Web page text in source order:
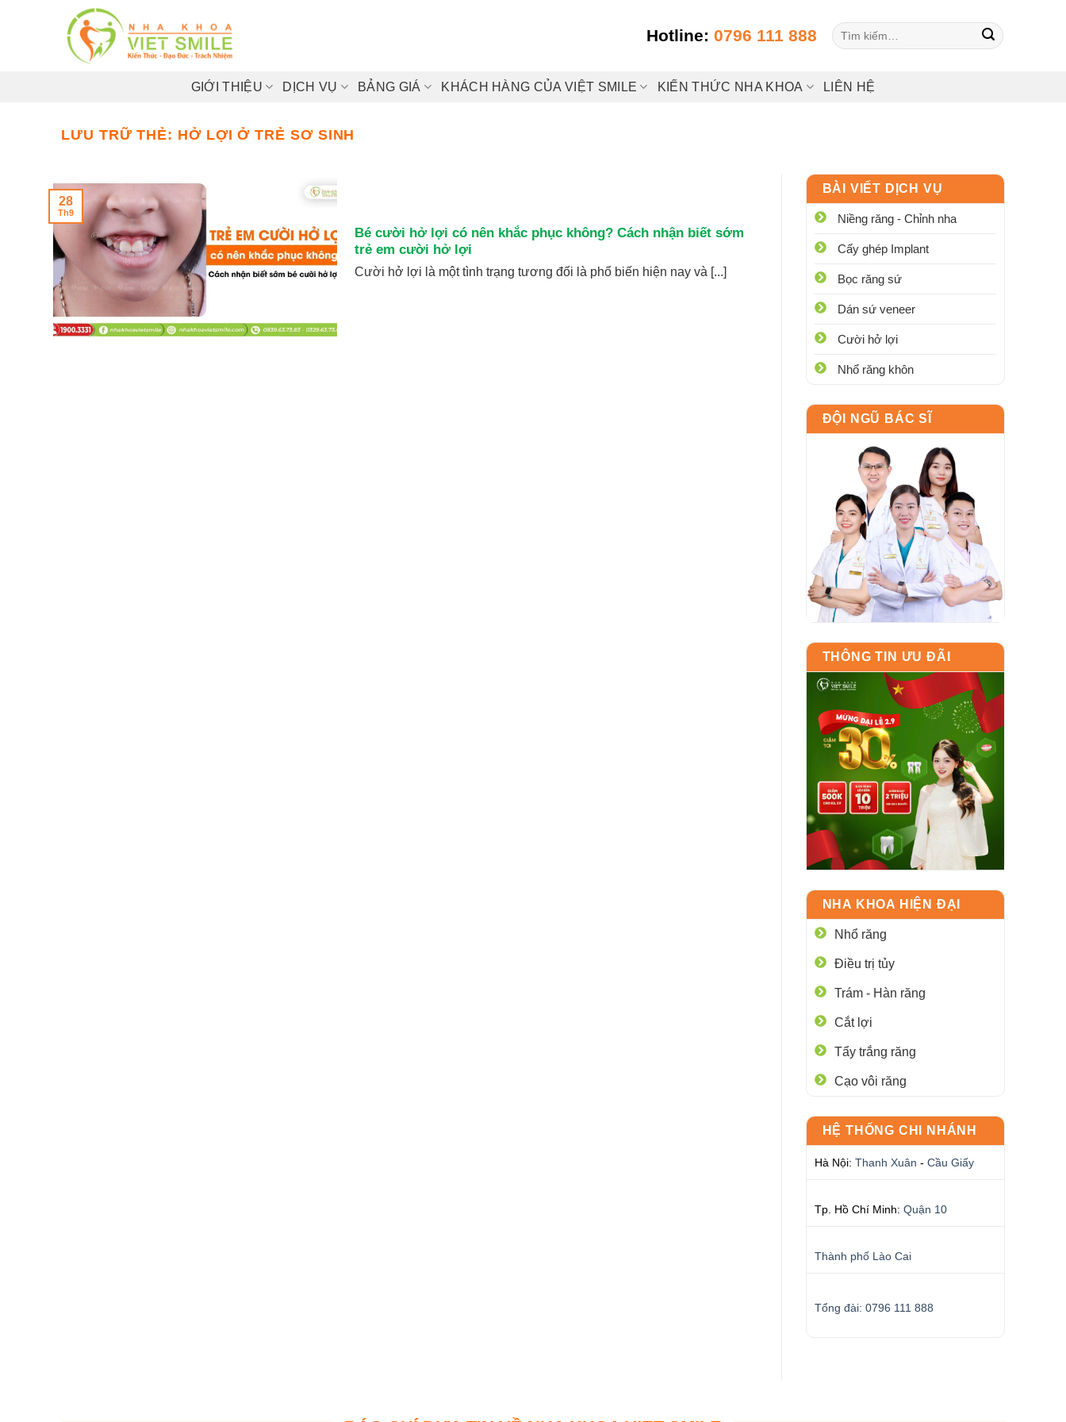
Hotline: 0796 111 888
Tìm
kiếm:
GIỚI THIỆU DỊCH VỤ BẢNG GIÁ KHÁCH HÀNG CỦA VIỆT SMILE KIẾN THỨC NHA KHOA LIÊN HỆ
LƯU TRỮ THẺ: HỞ LỢI Ở TRẺ SƠ SINH
Bé cười hở lợi có nên khắc phục không? Cách nhận biết sớm
trẻ em cười hở lợi
Cười hở lợi là một tình trạng tương đối là phổ biến hiện nay và [...]
28
Th9
BÀI VIẾT DỊCH VỤ
Niềng răng - Chỉnh nha
Cấy ghép Implant
Bọc răng sứ
Dán sứ veneer
Cười hở lợi
Nhổ răng khôn
ĐỘI NGŨ BÁC SĨ
THÔNG TIN ƯU ĐÃI
NHA KHOA HIỆN ĐẠI
Nhổ răng
Điều trị tủy
Trám - Hàn răng
Cắt lợi
Tẩy trắng răng
Cạo vôi răng
HỆ THỐNG CHI NHÁNH
Hà Nội: Thanh Xuân - Cầu Giấy
Tp. Hồ Chí Minh: Quận 10
Thành phố Lào Cai
Tổng đài: 0796 111 888